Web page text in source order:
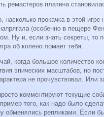
ремастеров платина
насколько прокачка в этой
(особенно в пещере
Ну и, если знать секреты, то
об колено ломает тебя.
когда большое количество
эпических масштабов, но
не прочувствовал. Или
комментируют текущие
того, как надо было
обменялись репликами. Если